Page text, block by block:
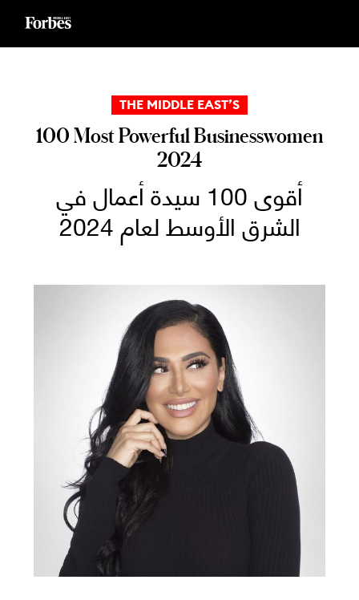
THE MIDDLE EAST’S
100 Most Powerful Businesswomen
2024
أقوى 100 سيدة أعمال في
الشرق الأوسط لعام 2024